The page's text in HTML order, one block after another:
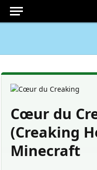
Cœur du
(Creaking
Minecraft